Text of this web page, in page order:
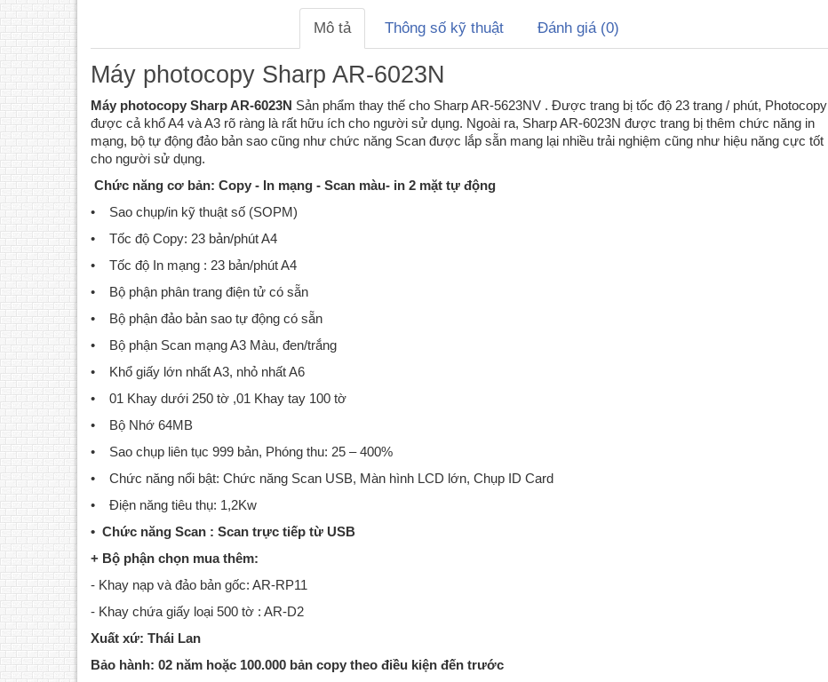
Mô tả Thông số kỹ thuật Đánh giá (0)
Máy photocopy Sharp AR-6023N
Máy photocopy Sharp AR-6023N Sản phẩm thay thế cho Sharp AR-5623NV . Được trang bị tốc độ 23 trang / phút, Photocopy
được cả khổ A4 và A3 rõ ràng là rất hữu ích cho người sử dụng. Ngoài ra, Sharp AR-6023N được trang bị thêm chức năng in
mạng, bộ tự động đảo bản sao cũng như chức năng Scan được lắp sẵn mang lại nhiều trải nghiệm cũng như hiệu năng cực tốt
cho người sử dụng.
Chức năng cơ bản: Copy - In mạng - Scan màu- in 2 mặt tự động
• Sao chụp/in kỹ thuật số (SOPM)
• Tốc độ Copy: 23 bản/phút A4
• Tốc độ In mạng : 23 bản/phút A4
• Bộ phận phân trang điện tử có sẵn
• Bộ phận đảo bản sao tự động có sẵn
• Bộ phận Scan mạng A3 Màu, đen/trắng
• Khổ giấy lớn nhất A3, nhỏ nhất A6
• 01 Khay dưới 250 tờ ,01 Khay tay 100 tờ
• Bộ Nhớ 64MB
• Sao chụp liên tục 999 bản, Phóng thu: 25 – 400%
• Chức năng nổi bật: Chức năng Scan USB, Màn hình LCD lớn, Chụp ID Card
• Điện năng tiêu thụ: 1,2Kw
• Chức năng Scan : Scan trực tiếp từ USB
+ Bộ phận chọn mua thêm:
- Khay nạp và đảo bản gốc: AR-RP11
- Khay chứa giấy loại 500 tờ : AR-D2
Xuất xứ: Thái Lan
Bảo hành: 02 năm hoặc 100.000 bản copy theo điều kiện đến trước